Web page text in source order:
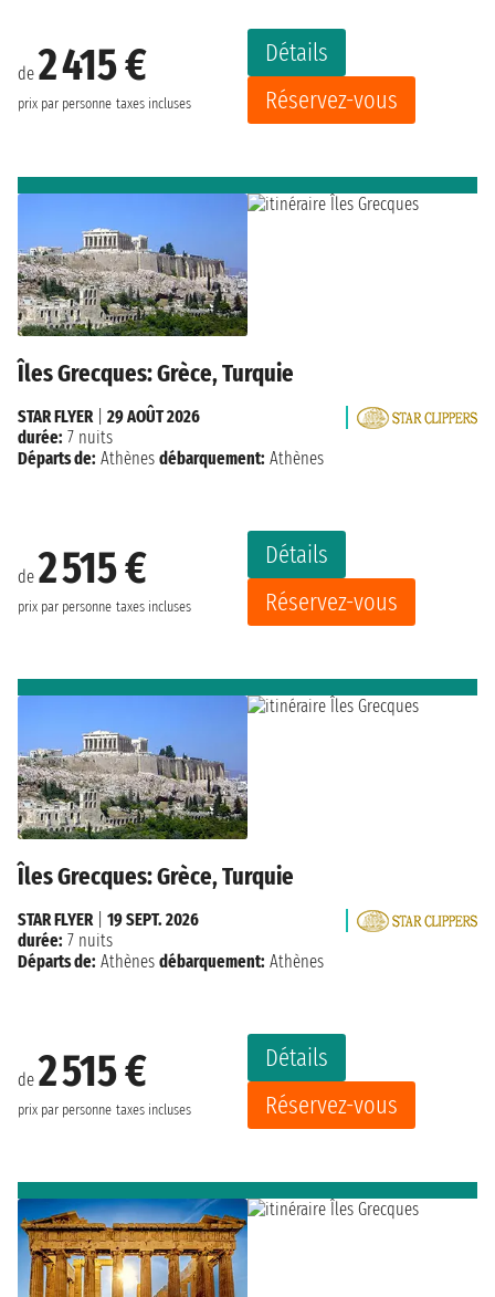
de 2 415 €
prix par personne taxes incluses
Détails
Réservez-vous
Îles Grecques: Grèce, Turquie
de 2 515 €
prix par personne taxes incluses
Détails
Réservez-vous
STAR FLYER| 29 AOÛT 2026
durée: 7 nuits
Départs de: Athènes débarquement: Athènes
Îles Grecques: Grèce, Turquie
de 2 515 €
prix par personne taxes incluses
Détails
Réservez-vous
STAR FLYER| 19 SEPT. 2026
durée: 7 nuits
Départs de: Athènes débarquement: Athènes